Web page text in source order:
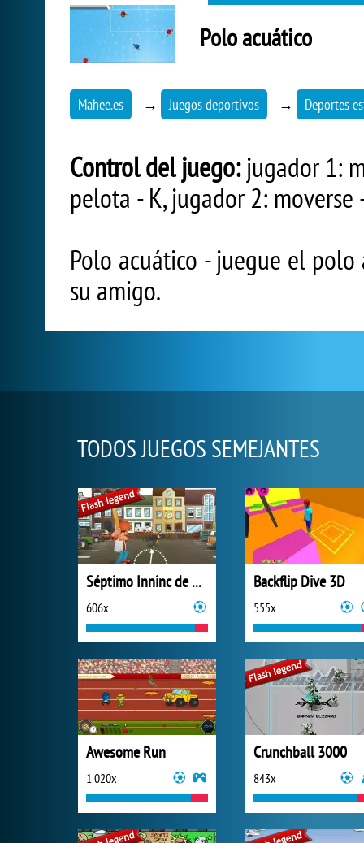
Polo acuático
Mahee.es → Juegos deportivos → Deportes
Control del juego:jugador 1:
pelota - K, jugador 2: moverse
Polo acuático - juegue el
su amigo.
TODOS JUEGOS SEMEJANTES
Séptimo Inninc de Smash
606x
Backflip Dive 3D
555x
Awesome Run
1 020x
Crunchball 3000
843x